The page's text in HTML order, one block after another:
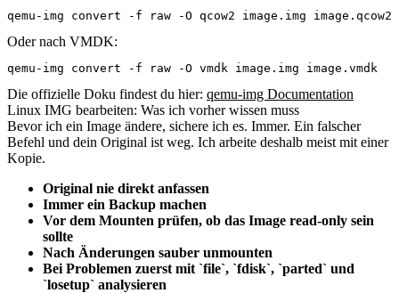
qemu-img convert -f raw -O qcow2 image.img image.qcow2
Oder nach VMDK:
qemu-img convert -f raw -O vmdk image.img image.vmdk
Die offizielle Doku findest du hier: qemu-img Documentation
Linux IMG bearbeiten: Was ich vorher wissen muss
Bevor ich ein Image ändere, sichere ich es. Immer. Ein falscher
Befehl und dein Original ist weg. Ich arbeite deshalb meist mit einer
Kopie.
Original nie direkt anfassen
Immer ein Backup machen
Vor dem Mounten prüfen, ob das Image read-only sein
sollte
Nach Änderungen sauber unmounten
Bei Problemen zuerst mit `file`, `fdisk`, `parted` und
`losetup` analysieren